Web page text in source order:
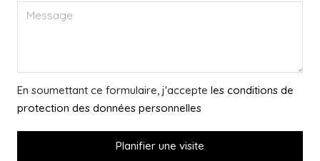
En soumettant ce formulaire, j'accepte les conditions de
protection des données personnelles
Planifier une visite